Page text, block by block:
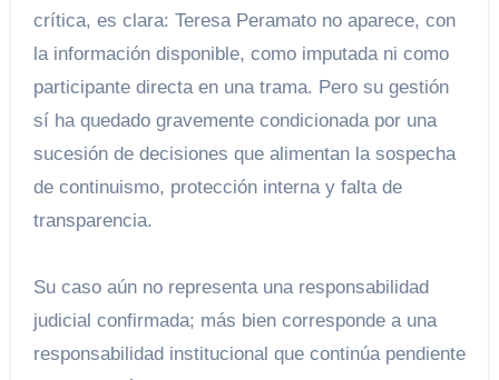
crítica, es clara: Teresa Peramato no aparece, con
la información disponible, como imputada ni como
participante directa en una trama. Pero su gestión
sí ha quedado gravemente condicionada por una
sucesión de decisiones que alimentan la sospecha
de continuismo, protección interna y falta de
transparencia.
Su caso aún no representa una responsabilidad
judicial confirmada; más bien corresponde a una
responsabilidad institucional que continúa pendiente